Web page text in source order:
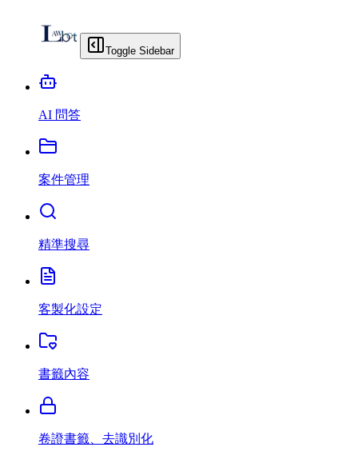
Toggle Sidebar
AI 問答
案件管理
精準搜尋
客製化設定
書籤內容
卷證書籤、去識別化